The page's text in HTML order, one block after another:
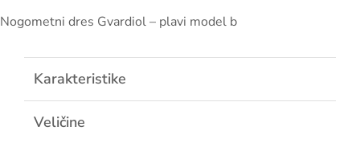
Nogometni dres Gvardiol – plavi model b
Karakteristike
Veličine